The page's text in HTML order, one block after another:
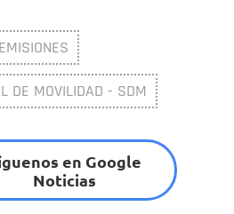
DE MOVILIDAD - SDM
en Google
Noticias